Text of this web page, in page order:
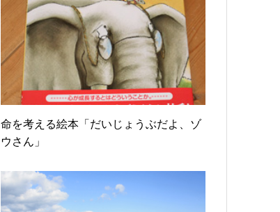
命を考える絵本「だいじょうぶだよ、ゾ
ウさん」